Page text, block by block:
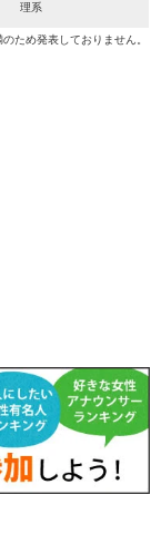
理系
ため発表しておりません。